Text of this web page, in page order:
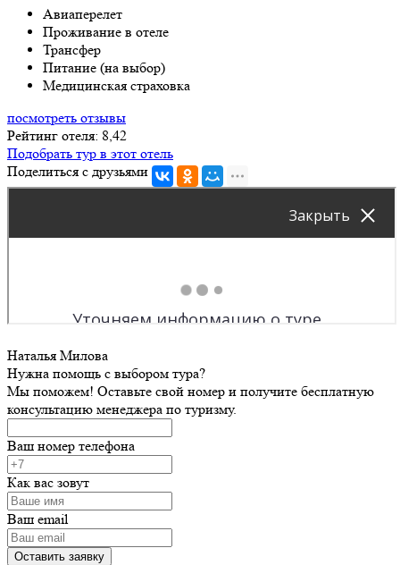
Авиаперелет
Проживание в отеле
Трансфер
Питание (на выбор)
Медицинская страховка
посмотреть отзывы
Рейтинг отеля: 8,42
Подобрать тур в этот отель
Поделиться с друзьями
Наталья Милова
Нужна помощь с выбором тура?
Мы поможем! Оставьте свой номер и получите бесплатную
консультацию менеджера по туризму.
Ваш номер телефона
Как вас зовут
Ваш email